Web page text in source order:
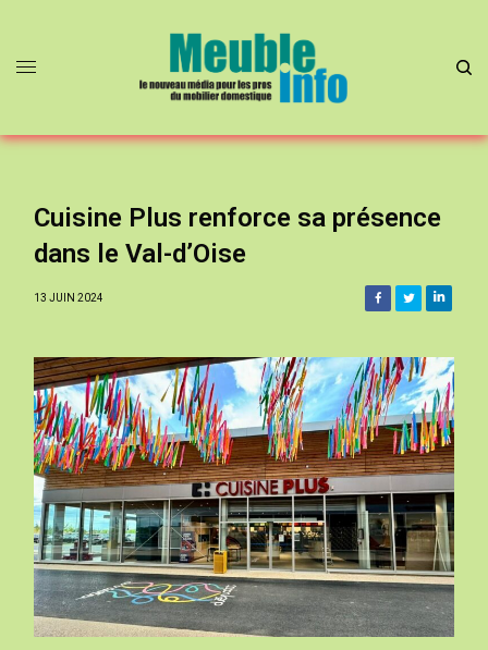
Cuisine Plus renforce sa présence
dans le Val-d’Oise
13 JUIN 2024